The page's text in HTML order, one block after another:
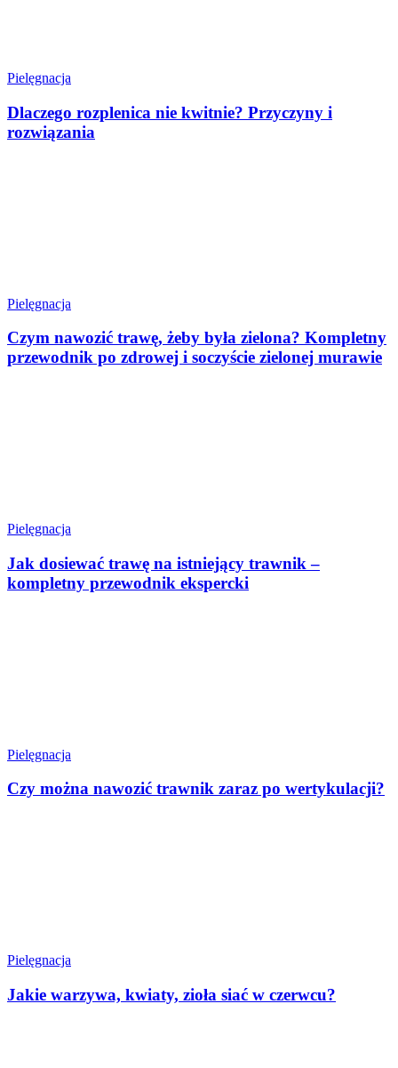
Pielęgnacja
Dlaczego rozplenica nie kwitnie? Przyczyny i
rozwiązania
Pielęgnacja
Czym nawozić trawę, żeby była zielona? Kompletny
przewodnik po zdrowej i soczyście zielonej murawie
Pielęgnacja
Jak dosiewać trawę na istniejący trawnik –
kompletny przewodnik ekspercki
Pielęgnacja
Czy można nawozić trawnik zaraz po wertykulacji?
Pielęgnacja
Jakie warzywa, kwiaty, zioła siać w czerwcu?